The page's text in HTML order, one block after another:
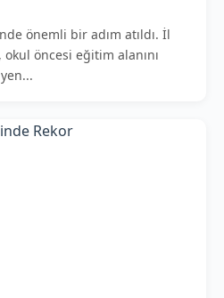
önemli bir adım atıldı. İl
öncesi eğitim alanını